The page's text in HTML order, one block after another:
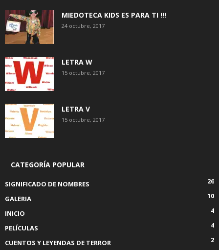
MIEDOTECA KIDS ES PARA TI !!!
24 octubre, 2017
LETRA W
15 octubre, 2017
LETRA V
15 octubre, 2017
CATEGORÍA POPULAR
SIGNIFICADO DE NOMBRES
26
GALERIA
10
INICIO
4
PELÍCULAS
4
CUENTOS Y LEYENDAS DE TERROR
2